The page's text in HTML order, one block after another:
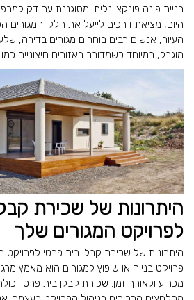
בניית פינה פונקציונלית ומסוגננת עם דק
היום, מציאת דרכים לייעל את חללי המגורים
העיור, אנשים רבים בוחרים מגורים בדירה,
מוגבל, במיוחד כשמדובר באזורים חיצוניים
היתרונות של שכירת
לפרויקט המגורים שלך
היתרונות של שכירת קבלן בית פרטי לפרויקט
פרויקט בנייה או שיפוץ למגורים הוא מאמץ
מכריע ולאורך זמן. שכירת קבלן בית פרטי